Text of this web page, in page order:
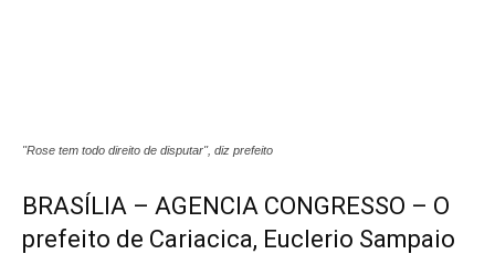
"Rose tem todo direito de disputar'', diz prefeito
BRASÍLIA – AGENCIA CONGRESSO – O
prefeito de Cariacica, Euclerio Sampaio